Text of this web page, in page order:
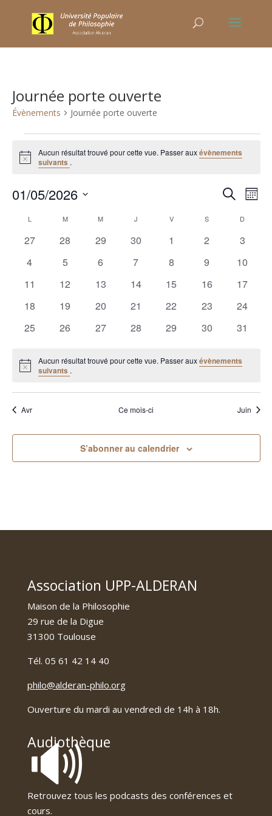
Journée porte ouverte
Évènements Journée porte ouverte
Évènements
Notice
Aucun résultat trouvé pour cette vue. Passer auxévènements
suivants .
vues
Recherche
de
Mois
01/05/2026
date.
Calendrier
de
L MMARDI M MERCREDI
J VVENDREDIS D
0
27
0
28
0
29
0
30
0
1
0
2
0
3
0
4
0
5
0
6
0
7
0
8
0
9
0
10
0
11
0
12
0
13
0
14
0
15
0
16
0
17
0
18
0
19
0
20
0
21
0
22
0
23
0
24
0
25
0
26
0
27
0
28
0
29
0
30
0
31
Notice
Aucun résultat trouvé pour cette vue. Passer auxévènements
suivants .
Avr Ce mois-ci Juin
S’abonner au calendrier
Association UPP-ALDERAN
Maison de la Philosophie
29 rue de la Digue
31300 Toulouse
Tél. 05 61 42 14 40
philo@alderan-philo.org
Ouverture du mardi au vendredi de 14h à 18h.
Audiothèque
🔊
Retrouvez tous les podcasts des conférences et
cours.